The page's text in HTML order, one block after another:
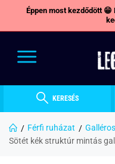
Éppen most kezdődött 😁
KERESÉS
Férfi ruházat
Sötét kék struktúr mintás